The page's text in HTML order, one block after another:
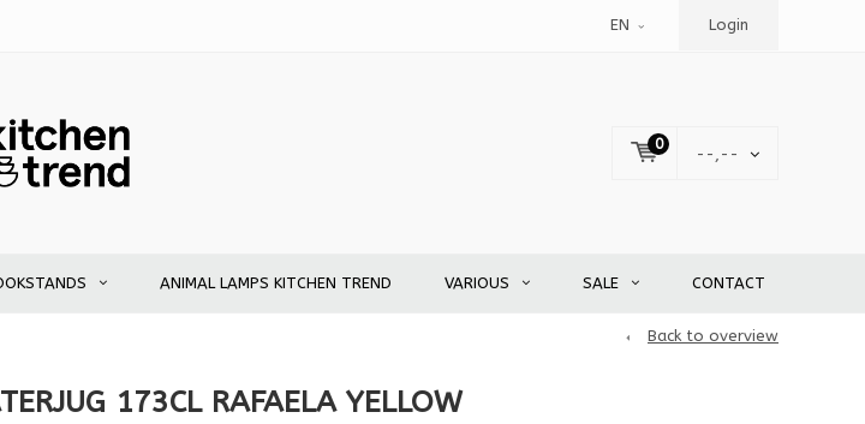
EN Login
0
--,--
ANIMAL LAMPS KITCHEN TREND VARIOUS SALE CONTACT
Back to overview
173CL RAFAELA YELLOW